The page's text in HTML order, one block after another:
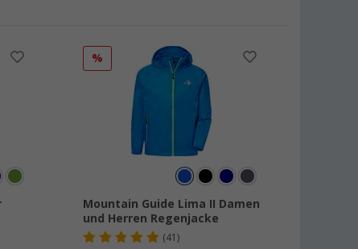
%
Mountain Guide Lima II Damen
und Herren Regenjacke
(41)